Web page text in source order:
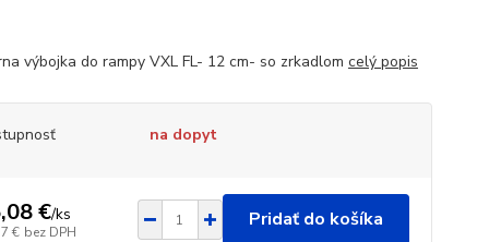
výbojka do rampy VXL FL- 12 cm- so zrkadlom celý popis
na dopyt
€/ks
€ bez DPH
Pridať do košíka